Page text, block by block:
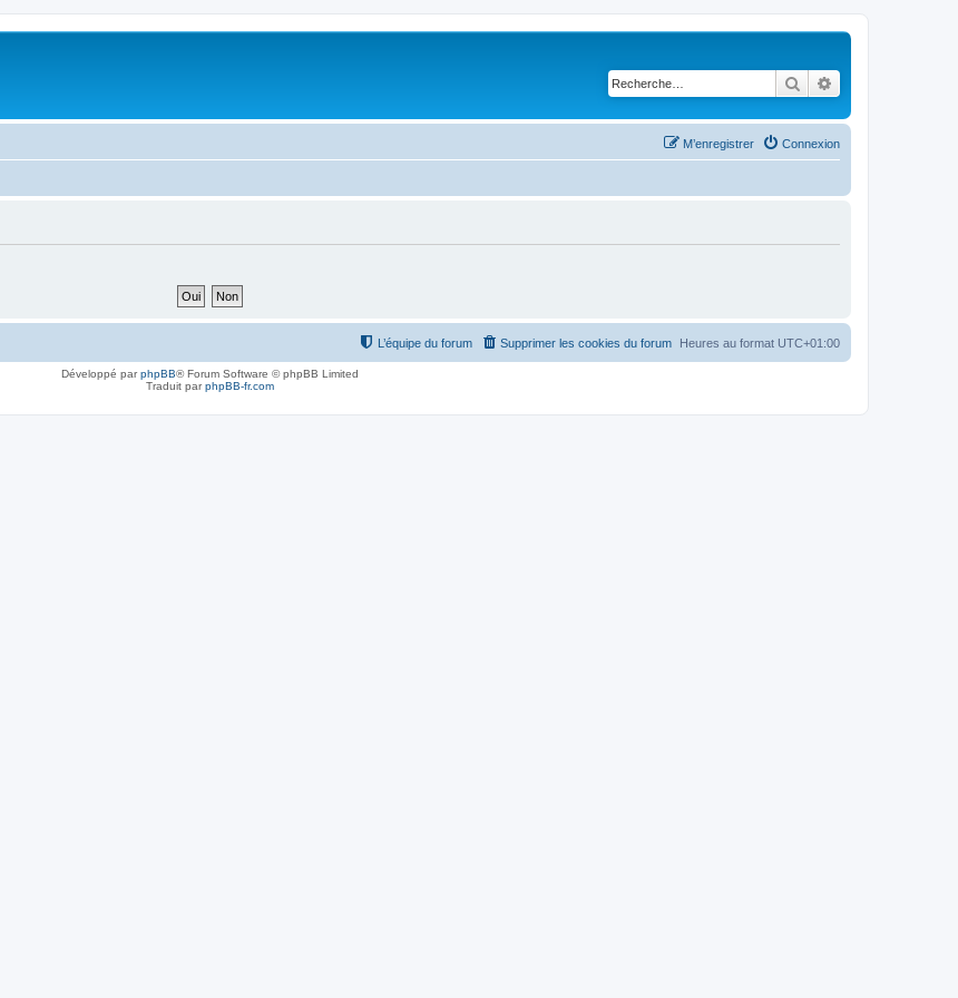
Rechercher
Connexion
M’enregistrer
Heures au format UTC+01:00
Supprimer les cookies du forum
L’équipe du forum
Développé parphpBB® Forum Software © phpBB Limited
Traduit parphpBB-fr.com